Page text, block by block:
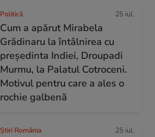
Politică 25 iul.
Cum a apărut Mirabela
Grădinaru la întâlnirea cu
președinta Indiei, Droupadi
Murmu, la Palatul Cotroceni.
Motivul pentru care a ales o
rochie galbenă
Știri România 25 iul.